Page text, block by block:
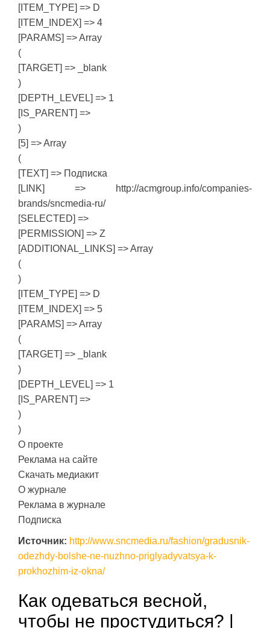
[ITEM_TYPE] => D
[ITEM_INDEX] => 4
[PARAMS] => Array
(
[TARGET] => _blank
)
[DEPTH_LEVEL] => 1
[IS_PARENT] =>
)
[5] => Array
(
[TEXT] => Подписка
[LINK] => http://acmgroup.info/companies-
brands/sncmedia-ru/
[SELECTED] =>
[PERMISSION] => Z
[ADDITIONAL_LINKS] => Array
(
)
[ITEM_TYPE] => D
[ITEM_INDEX] => 5
[PARAMS] => Array
(
[TARGET] => _blank
)
[DEPTH_LEVEL] => 1
[IS_PARENT] =>
)
)
О проекте
Реклама на сайте
Скачать медиакит
О журнале
Реклама в журнале
Подписка
Источник: http://www.sncmedia.ru/fashion/gradusnik-
odezhdy-bolshe-ne-nuzhno-priglyadyvatsya-k-
prokhozhim-iz-okna/
Как одеваться весной,
чтобы не простудиться? |